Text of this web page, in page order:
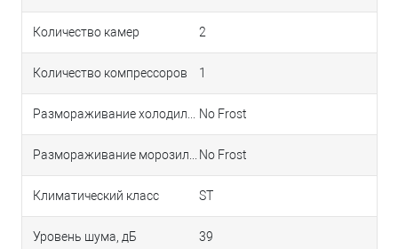
Количество камер 2
Количество компрессоров 1
Размораживание холодильной камеры No Frost
Размораживание морозильной камеры No Frost
Климатический класс ST
Уровень шума, дБ 39